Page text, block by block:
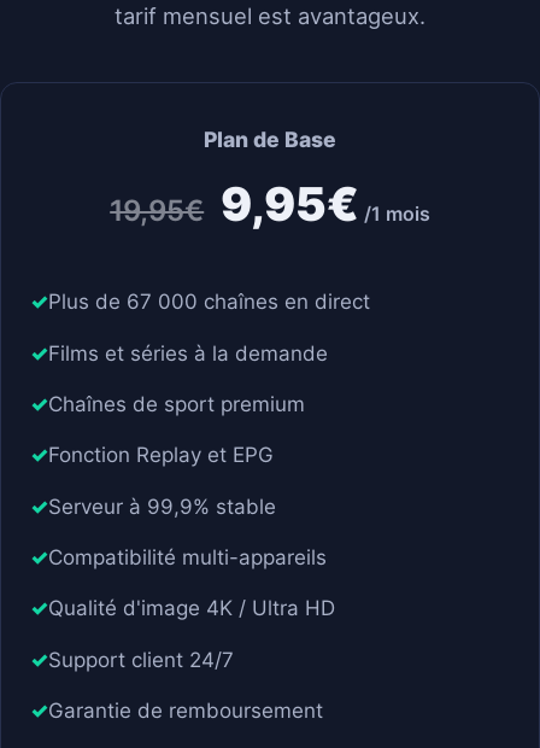
tarif mensuel est avantageux.
Plan de Base
19,95€ 9,95€ /1 mois
Plus de 67 000 chaînes en direct
Films et séries à la demande
Chaînes de sport premium
Fonction Replay et EPG
Serveur à 99,9% stable
Compatibilité multi-appareils
Qualité d'image 4K / Ultra HD
Support client 24/7
Garantie de remboursement